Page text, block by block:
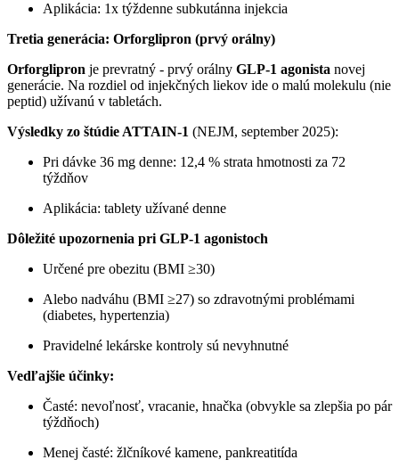
Aplikácia: 1x týždenne subkutánna injekcia
Tretia generácia: Orforglipron (prvý orálny)
Orforglipron je prevratný - prvý orálny GLP-1 agonista novej
generácie. Na rozdiel od injekčných liekov ide o malú molekulu (nie
peptid) užívanú v tabletách.
Výsledky zo štúdie ATTAIN-1 (NEJM, september 2025):
Pri dávke 36 mg denne: 12,4 % strata hmotnosti za 72
týždňov
Aplikácia: tablety užívané denne
Dôležité upozornenia pri GLP-1 agonistoch
Určené pre obezitu (BMI ≥30)
Alebo nadváhu (BMI ≥27) so zdravotnými problémami
(diabetes, hypertenzia)
Pravidelné lekárske kontroly sú nevyhnutné
Vedľajšie účinky:
Časté: nevoľnosť, vracanie, hnačka (obvykle sa zlepšia po pár
týždňoch)
Menej časté: žlčníkové kamene, pankreatitída